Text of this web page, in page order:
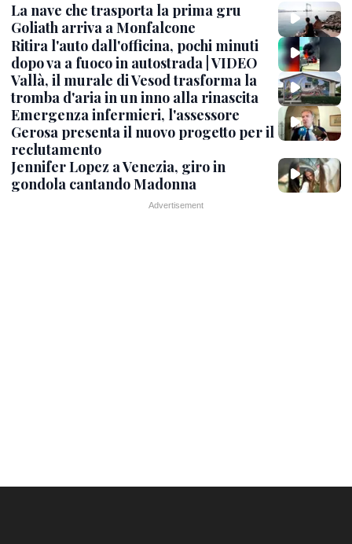
La nave che trasporta la prima gru
Goliath arriva a Monfalcone
Ritira l'auto dall'officina, pochi minuti
dopo va a fuoco in autostrada | VIDEO
Vallà, il murale di Vesod trasforma la
tromba d'aria in un inno alla rinascita
Emergenza infermieri, l'assessore
Gerosa presenta il nuovo progetto per il
reclutamento
Jennifer Lopez a Venezia, giro in
gondola cantando Madonna